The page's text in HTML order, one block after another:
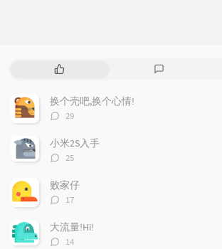
热
文
章
换个壳吧,换个心情!
评
数：
29
小米2S入手
评
数：
25
败家仔
评
数：
17
大流量!Hi!
评
14